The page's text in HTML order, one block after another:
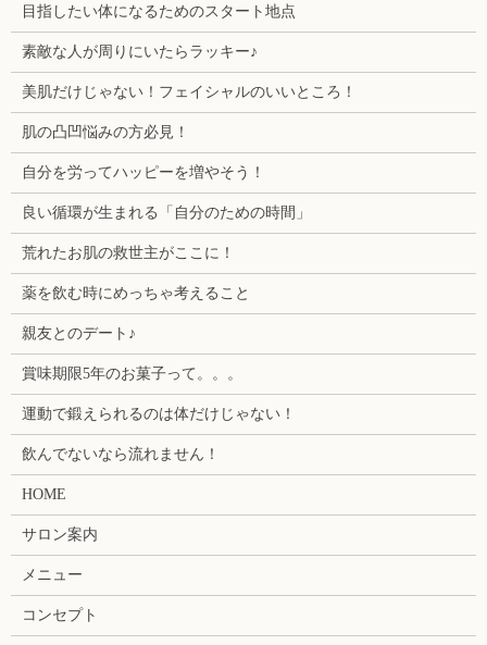
目指したい体になるためのスタート地点
素敵な人が周りにいたらラッキー♪
美肌だけじゃない！フェイシャルのいいところ！
肌の凸凹悩みの方必見！
自分を労ってハッピーを増やそう！
良い循環が生まれる「自分のための時間」
荒れたお肌の救世主がここに！
薬を飲む時にめっちゃ考えること
親友とのデート♪
賞味期限5年のお菓子って。。。
運動で鍛えられるのは体だけじゃない！
飲んでないなら流れません！
HOME
サロン案内
メニュー
コンセプト